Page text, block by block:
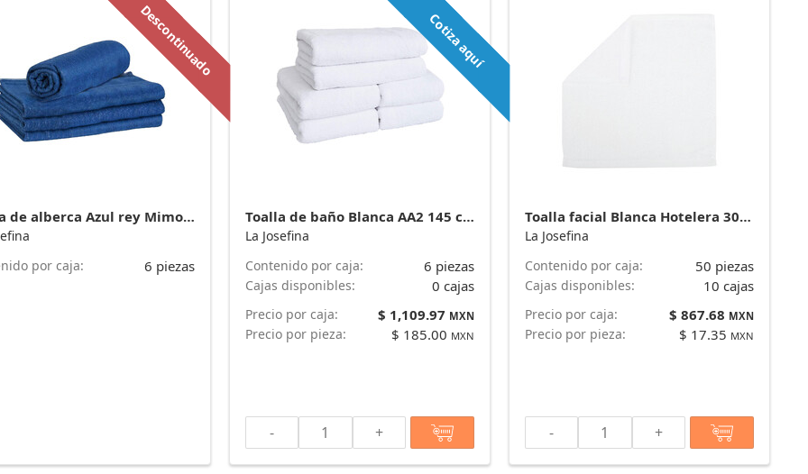
Descontinuado
Toalla de alberca Azul rey Mimosa 170 cm x 90 cm y 690 g - Plus* marca La Josefina
por caja:
6 piezas
Cotiza aquí
Toalla de baño Blanca AA2 145 cm x 80 cm y 580 g - Plus* marca La Josefina
La Josefina
Contenido por caja:
6 piezas
Cajas disponibles: 0 cajas
Precio por caja: $ 1,109.97 MXN
Precio por pieza: $ 185.00 MXN
- +
Toalla facial Blanca Hotelera 30 cm x 30 cm y 42 g - Plus* marca La Josefina
La Josefina
Contenido por caja:
50 piezas
Cajas disponibles: 10 cajas
Precio por caja: $ 867.68 MXN
Precio por pieza: $ 17.35 MXN
- +